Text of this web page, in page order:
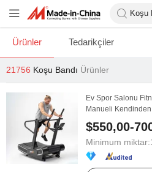
Ürünler Tedarikçiler
21756 Koşu Bandı Ürünler
Ev Spor Salonu
Manueli
$550,00-
Minimum miktar: